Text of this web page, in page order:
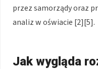
przez samorządy oraz
analiz w oświacie [2][5].
Jak wygląda